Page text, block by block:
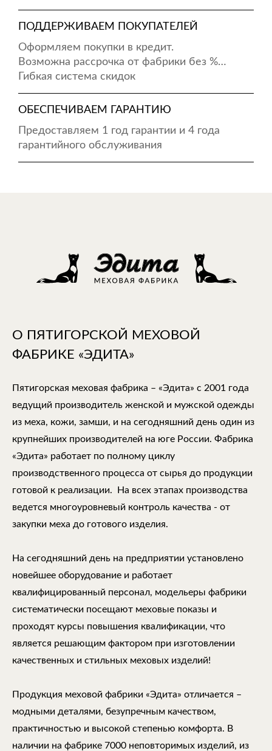
ПОДДЕРЖИВАЕМ ПОКУПАТЕЛЕЙ
Оформляем покупки в кредит.
Возможна рассрочка от фабрики без %…
Гибкая система скидок
ОБЕСПЕЧИВАЕМ ГАРАНТИЮ
Предоставляем 1 год гарантии и 4 года
гарантийного обслуживания
О ПЯТИГОРСКОЙ МЕХОВОЙ
ФАБРИКЕ «ЭДИТА»
Пятигорская меховая фабрика – «Эдита» с 2001 года
ведущий производитель женской и мужской одежды
из меха, кожи, замши, и на сегодняшний день один из
крупнейших производителей на юге России. Фабрика
«Эдита» работает по полному циклу
производственного процесса от сырья до продукции
готовой к реализации. На всех этапах производства
ведется многоуровневый контроль качества - от
закупки меха до готового изделия.
На сегодняшний день на предприятии установлено
новейшее оборудование и работает
квалифицированный персонал, модельеры фабрики
систематически посещают меховые показы и
проходят курсы повышения квалификации, что
является решающим фактором при изготовлении
качественных и стильных меховых изделий!
Продукция меховой фабрики «Эдита» отличается –
модными деталями, безупречным качеством,
практичностью и высокой степенью комфорта. В
наличии на фабрике 7000 неповторимых изделий, из